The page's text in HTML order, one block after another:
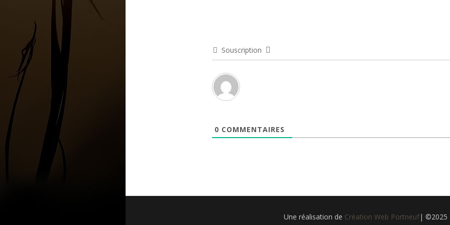
Souscription
0 COMMENTAIRES
Une réalisation de Création Web Portneuf| ©2025